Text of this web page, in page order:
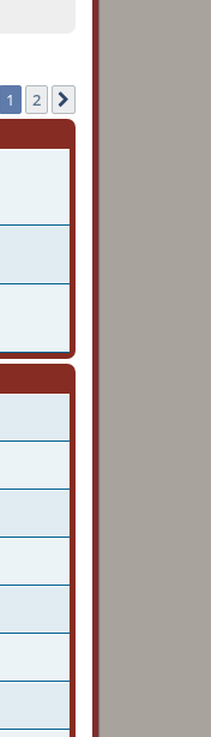
1 2